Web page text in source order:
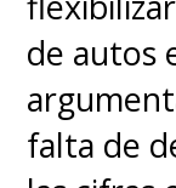
de autos
falta de